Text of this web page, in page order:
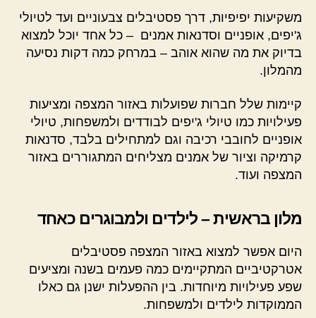
משקיעות יפיפיות, דרך פסטיבלים צבעוניים ועד לטיולי
ג'יפים, אופניים וסדנאות אמנים – כל אחד יוכל למצוא
בדיוק את מה שהוא אוהב – במרחק כמה דקות נסיעה
מהמלון.
קיימות שלל חברות שפועלות באזור המצפה ומציעות
פעילויות כמו טיולי ג'יפים לבודדים ולמשפחות, טיולי
אופניים לחובבי רכיבה וגם למתחילים בלבד, סדנאות
קרמיקה וציור של אמנים מצליחים המתגוררים באזור
המצפה ועוד.
מלון בראשית – לילדים ולמבוגרים כאחד
היום אפשר למצוא באזור המצפה פסטיבלים
אטרקטיביים המתקיימים כמה פעמים בשנה ומציעים
שפע פעילויות מיוחדות. בין ההפעלות ישנן גם כאלו
הממוקדות לילדים ולמשפחות.